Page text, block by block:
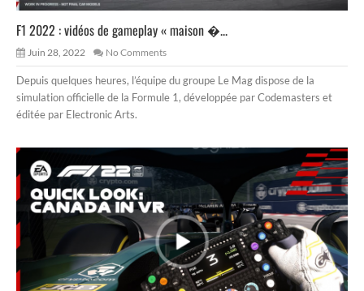
F1 2022 : vidéos de gameplay « maison �...
Juin 28, 2022 No Comments
Depuis quelques heures, l’équipe du groupe Le Mag dispose de la
simulation officielle de la Formule 1, développée par Codemasters et
éditée par Electronic Arts.